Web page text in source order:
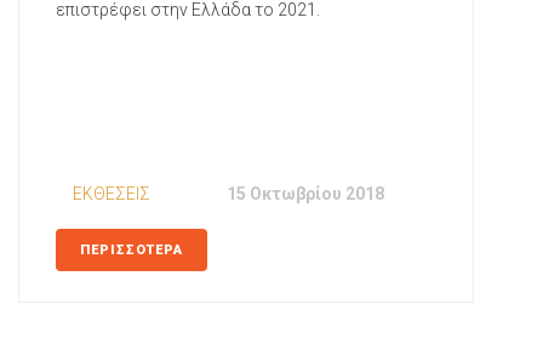
επιστρέφει στην Ελλάδα το 2021.
ΕΚΘΕΣΕΙΣ 15 Οκτωβρίου 2018
ΠΕΡΙΣΣΟΤΕΡΑ